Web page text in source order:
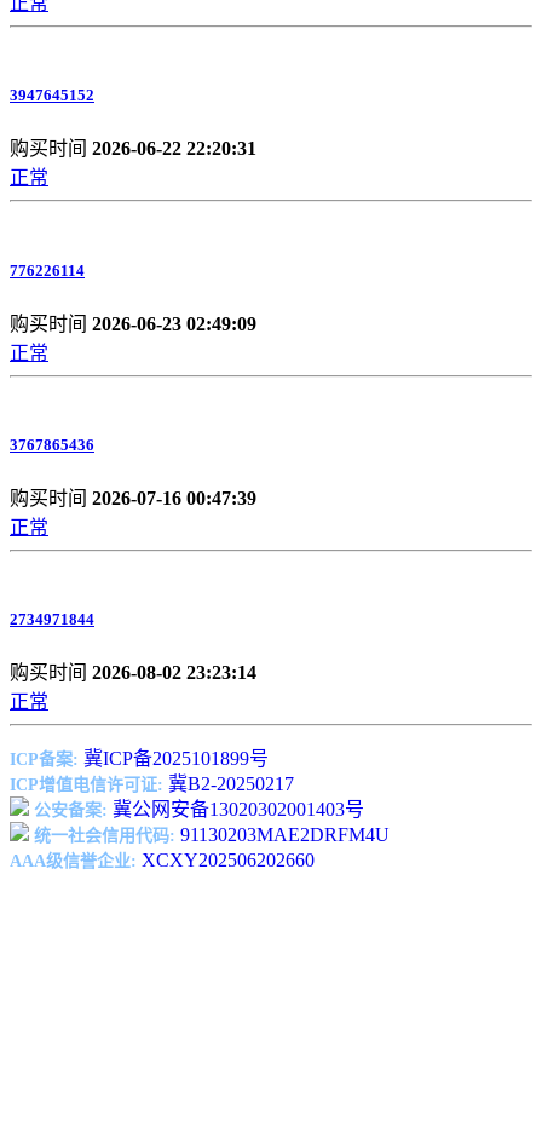
3947645152
购买时间 2026-06-22 22:20:31
正常
776226114
购买时间 2026-06-23 02:49:09
正常
3767865436
购买时间 2026-07-16 00:47:39
正常
2734971844
购买时间 2026-08-02 23:23:14
正常
ICP备案: 冀ICP备2025101899号
ICP增值电信许可证: 冀B2-20250217
公安备案: 冀公网安备13020302001403号
统一社会信用代码: 91130203MAE2DRFM4U
AAA级信誉企业: XCXY202506202660